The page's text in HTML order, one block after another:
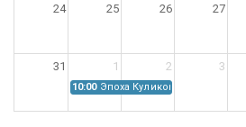
24 25 26 27
31 1 2 3
10:00 Эпоха Куликовской битвы: